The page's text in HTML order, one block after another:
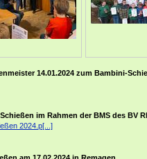
14.01.2024 zum Bambini-
im Rahmen der BMS des BV
2024.p[...]